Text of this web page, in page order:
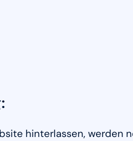
hinterlassen, werden